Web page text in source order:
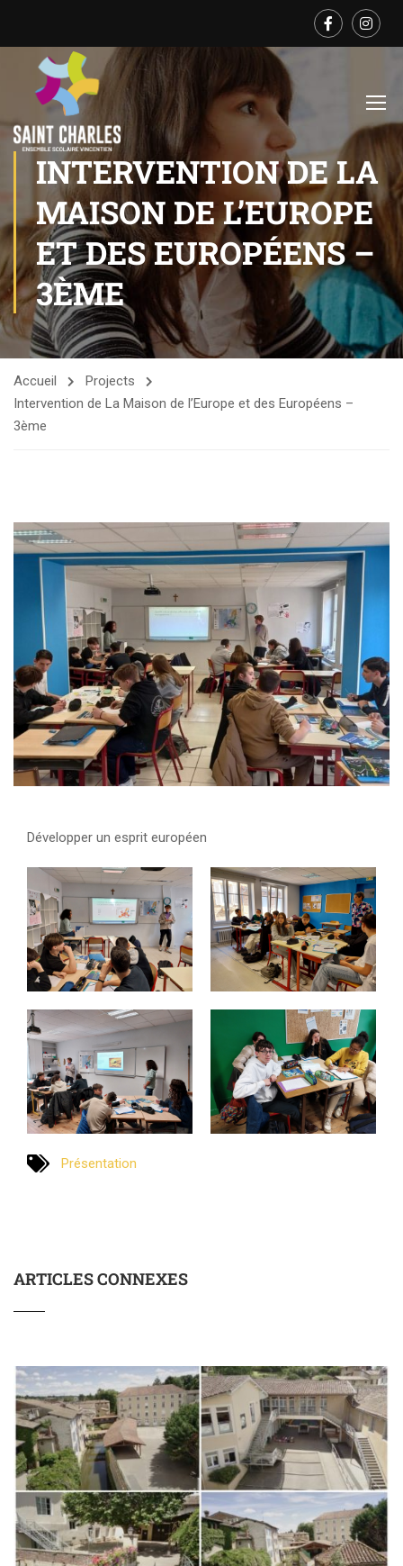
INTERVENTION DE LA
MAISON DE L’EUROPE
ET DES EUROPÉENS –
3ÈME
Accueil
Projects
Intervention de La Maison de l’Europe et des Européens –
3ème
Développer un esprit européen
Présentation
ARTICLES CONNEXES